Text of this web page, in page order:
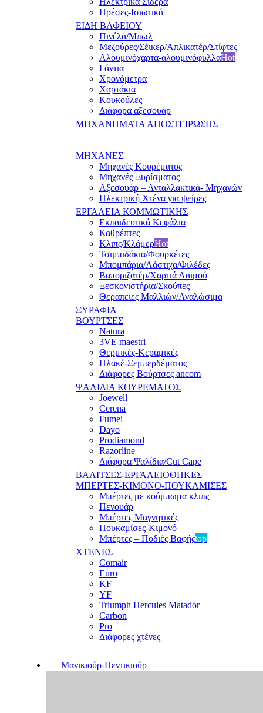
Πρέσες-Ισιωτικά
ΕΙΔΗ ΒΑΦΕΙΟΥ
Πινέλα/Μπωλ
Μεζούρες/Σέικερ/Απλικατέρ/Στίφτες
Αλουμινόχαρτα-αλουμινόφυλλαHot
Γάντια
Χρονόμετρα
Χαρτάκια
Κουκούλες
Διάφορα αξεσουάρ
ΜΗΧΑΝΗΜΑΤΑ ΑΠΟΣΤΕΙΡΩΣΗΣ
ΜΗΧΑΝΕΣ
Μηχανές Κουρέματος
Μηχανές Ξυρίσματος
Αξεσουάρ – Ανταλλακτικά- Μηχανών
Ηλεκτρική Χτένα για ψείρες
ΕΡΓΑΛΕΙΑ ΚΟΜΜΩΤΙΚΗΣ
Εκπαιδευτικά Κεφάλια
Καθρέπτες
Κλιπς/ΚλάμερHot
Τσιμπιδάκια/Φουρκέτες
Μπομπάρια/Λάστιχα/Φιλέδες
Βαποριζατέρ/Χαρτιά Λαιμού
Ξεσκονιστήρια/Σκούπες
Θεραπείες Μαλλιών/Αναλώσιμα
ΞΥΡΑΦΙΑ
ΒΟΥΡΤΣΕΣ
Natura
3VE maestri
Θερμικές-Κεραμικές
Πλακέ-Ξεμπερδέματος
Διάφορες Βούρτσες ancom
ΨΑΛΙΔΙΑ ΚΟΥΡΕΜΑΤΟΣ
Joewell
Cerena
Fumei
Dayo
Prodiamond
Razorline
Διάφορα Ψαλίδια/Cut Cape
ΒΑΛΙΤΣΕΣ-ΕΡΓΑΛΕΙΟΘΗΚΕΣ
ΜΠΕΡΤΕΣ-ΚΙΜΟΝΟ-ΠΟΥΚΑΜΙΣΕΣ
Μπέρτες με κούμπωμα κλιπς
Πενουάρ
Μπέρτες Μαγνητικές
Πουκαμίσες-Κιμονό
Μπέρτες – Ποδιές Βαφήςtop
ΧΤΕΝΕΣ
Comair
Euro
KF
YF
Triumph Hercules Matador
Carbon
Pro
Διάφορες χτένες
Μανικιούρ-Πεντικιούρ